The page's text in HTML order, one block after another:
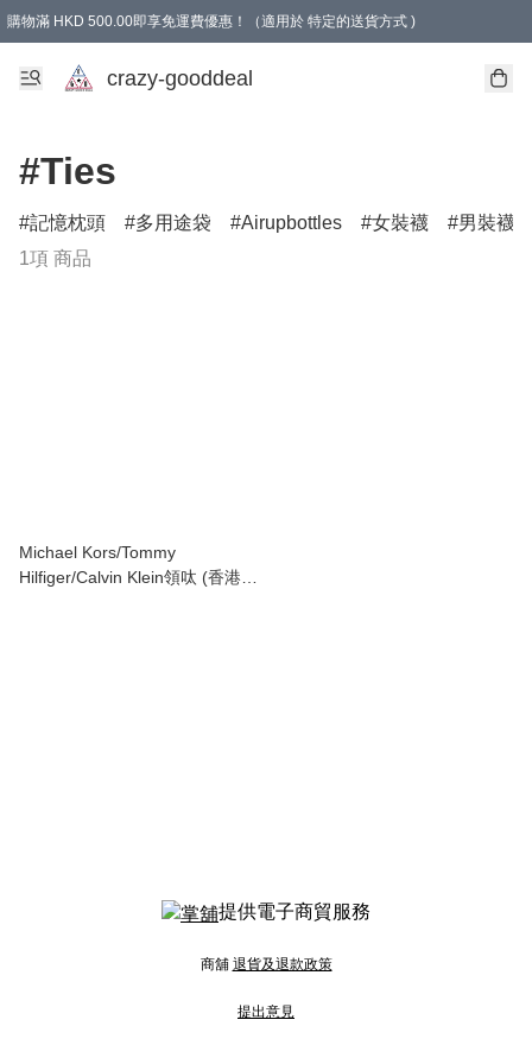
購物滿 HKD 500.00即享免運費優惠！（適用於 特定的送貨方式 )
成為會員可享免費禮品
crazy-gooddeal
#Ties
記憶枕頭 多用途袋 Airupbottles 女裝襪
男裝襪
1項 商品
Michael Kors/Tommy
Hilfiger/Calvin Klein領呔 (香港現
提供電子商貿服務
商舖 退貨及退款政策
提出意見